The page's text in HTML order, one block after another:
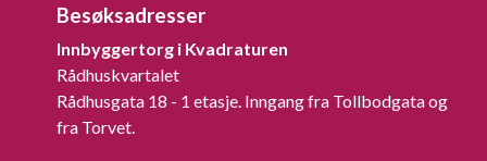
Besøksadresser
Innbyggertorg i Kvadraturen
Rådhuskvartalet
Rådhusgata 18 - 1 etasje. Inngang fra Tollbodgata og
fra Torvet.